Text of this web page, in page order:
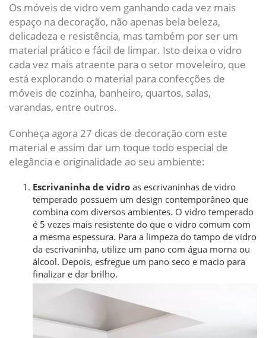
Os móveis de vidro vem ganhando cada vez mais
espaço na decoração, não apenas bela beleza,
delicadeza e resistência, mas também por ser um
material prático e fácil de limpar. Isto deixa o vidro
cada vez mais atraente para o setor moveleiro, que
está explorando o material para confecções de
móveis de cozinha, banheiro, quartos, salas,
varandas, entre outros.
Conheça agora 27 dicas de decoração com este
material e assim dar um toque todo especial de
elegância e originalidade ao seu ambiente:
Escrivaninha de vidro as escrivaninhas de vidro
temperado possuem um design contemporâneo que
combina com diversos ambientes. O vidro temperado
é 5 vezes mais resistente do que o vidro comum com
a mesma espessura. Para a limpeza do tampo de vidro
da escrivaninha, utilize um pano com água morna ou
álcool. Depois, esfregue um pano seco e macio para
finalizar e dar brilho.